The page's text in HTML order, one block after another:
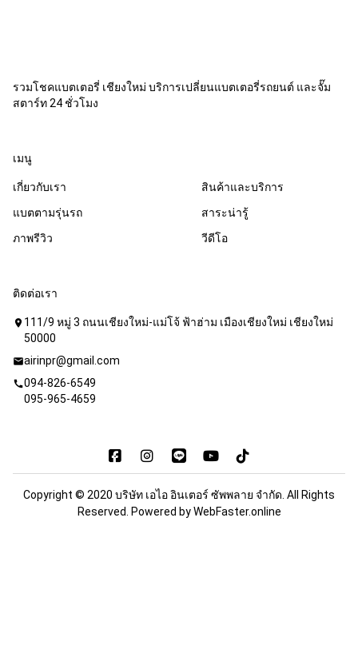
รวมโชคแบตเตอรี่ เชียงใหม่ บริการเปลี่ยนแบตเตอรี่รถยนต์ และจั๊ม
สตาร์ท 24 ชั่วโมง
เมนู
เกี่ยวกับเรา
สินค้าและบริการ
แบตตามรุ่นรถ
สาระน่ารู้
ภาพรีวิว
วีดีโอ
ติดต่อเรา
location_on 111/9 หมู่ 3 ถนนเชียงใหม่-แม่โจ้ ฟ้าฮ่าม เมืองเชียงใหม่ เชียงใหม่
50000
mailairinpr@gmail.com
call094-826-6549
095-965-4659
Copyright © 2020 บริษัท เอไอ อินเตอร์ ซัพพลาย จำกัด. All Rights
Reserved. Powered byWebFaster.online